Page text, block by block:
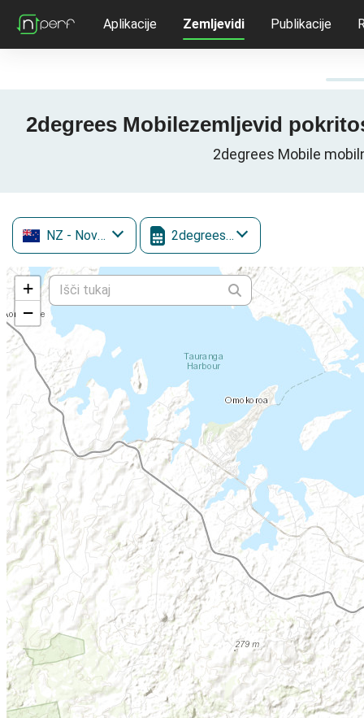
Aplikacije Zemljevidi Publikacije
2degrees Mobilezemljevid
2degrees Mobile
NZ - Nova Zelandija 2degrees Mobile
+
−